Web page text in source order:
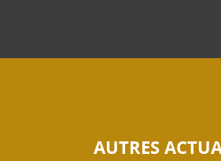
AUTRES